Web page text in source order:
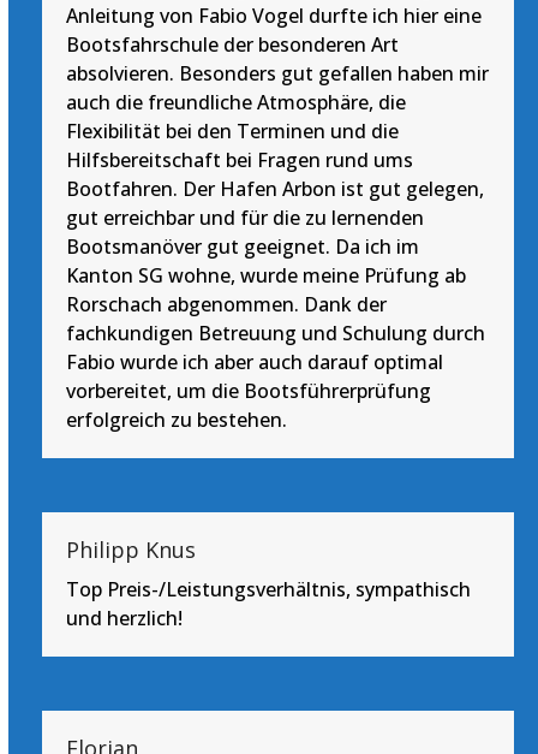
Anleitung von Fabio Vogel durfte ich hier eine
Bootsfahrschule der besonderen Art
absolvieren. Besonders gut gefallen haben mir
auch die freundliche Atmosphäre, die
Flexibilität bei den Terminen und die
Hilfsbereitschaft bei Fragen rund ums
Bootfahren. Der Hafen Arbon ist gut gelegen,
gut erreichbar und für die zu lernenden
Bootsmanöver gut geeignet. Da ich im
Kanton SG wohne, wurde meine Prüfung ab
Rorschach abgenommen. Dank der
fachkundigen Betreuung und Schulung durch
Fabio wurde ich aber auch darauf optimal
vorbereitet, um die Bootsführerprüfung
erfolgreich zu bestehen.
Philipp Knus
Top Preis-/Leistungsverhältnis, sympathisch
und herzlich!
Florian